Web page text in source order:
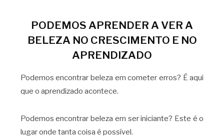
PODEMOS APRENDER A VER A
BELEZA NO CRESCIMENTO E NO
APRENDIZADO
Podemos encontrar beleza em cometer erros? É aqui
que o aprendizado acontece.
Podemos encontrar beleza em ser iniciante? Este é o
lugar onde tanta coisa é possível.